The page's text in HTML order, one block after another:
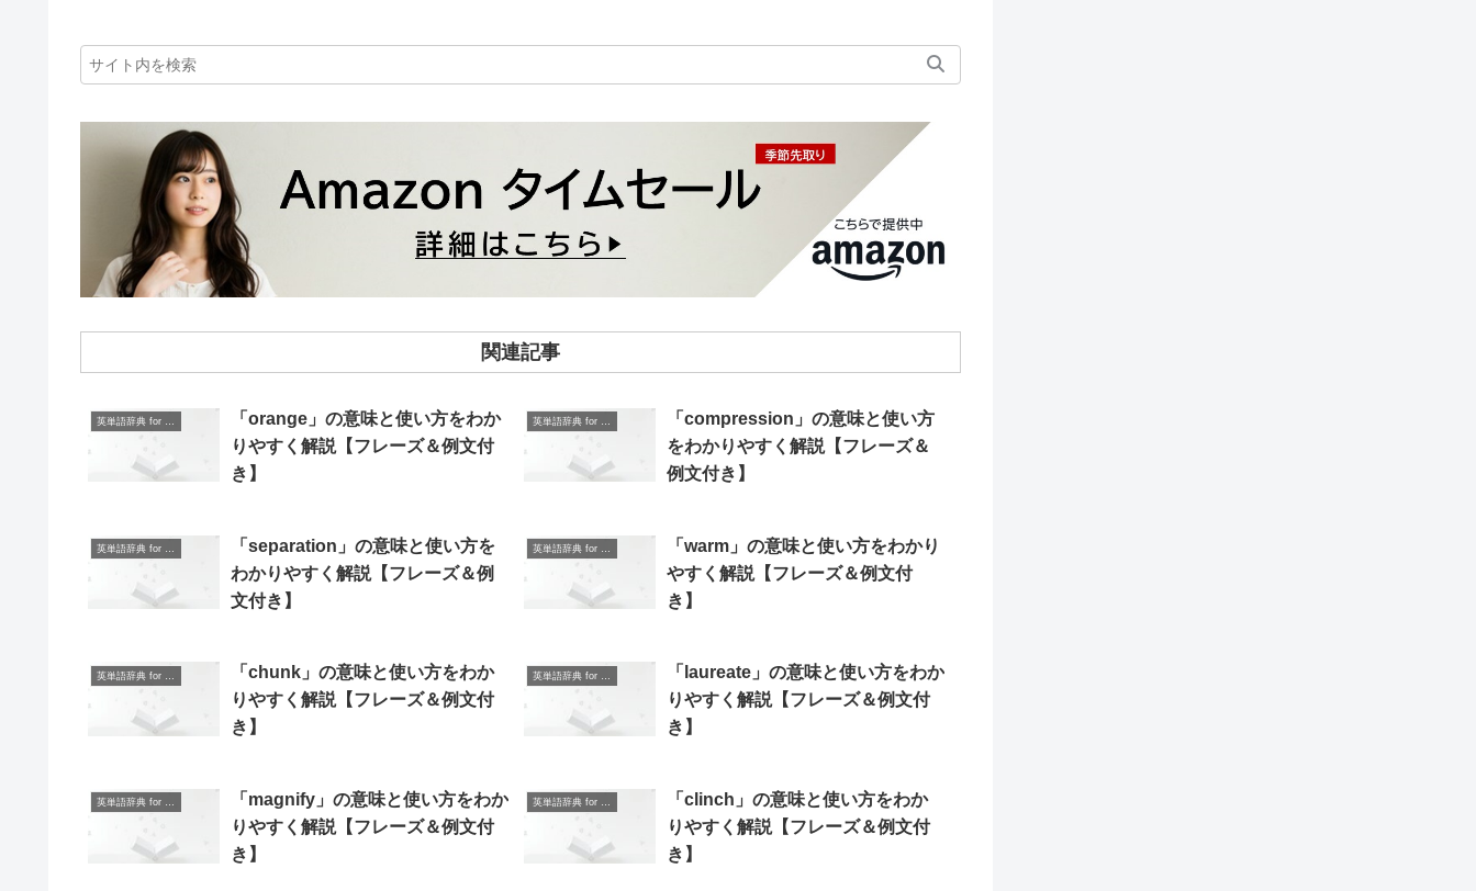
関連記事
「orange」の意味と使い方をわか
りやすく解説【フレーズ＆例文付
き】
「compression」の意味と使い方
をわかりやすく解説【フレーズ＆
例文付き】
「separation」の意味と使い方を
わかりやすく解説【フレーズ＆例
文付き】
「warm」の意味と使い方をわかり
やすく解説【フレーズ＆例文付
き】
「chunk」の意味と使い方をわか
りやすく解説【フレーズ＆例文付
き】
「laureate」の意味と使い方をわか
りやすく解説【フレーズ＆例文付
き】
英単語辞典 for Beginners
「magnify」の意味と使い方をわか
りやすく解説【フレーズ＆例文付
き】
英単語辞典 for Beginners
「clinch」の意味と使い方をわか
りやすく解説【フレーズ＆例文付
き】